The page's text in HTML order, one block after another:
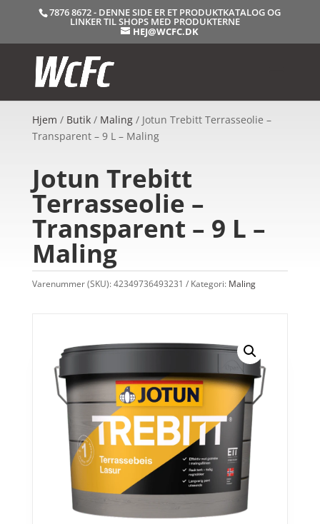
7876 8672 - DENNE SIDE ER ET PRODUKTKATALOG OG
LINKER TIL SHOPS MED PRODUKTERNE
HEJ@WCFC.DK
Hjem / Butik/ Maling/ Jotun Trebitt Terrasseolie –
Transparent – 9 L – Maling
Jotun Trebitt
Terrasseolie –
Transparent – 9 L –
Maling
Varenummer (SKU):42349736493231 Kategori: Maling